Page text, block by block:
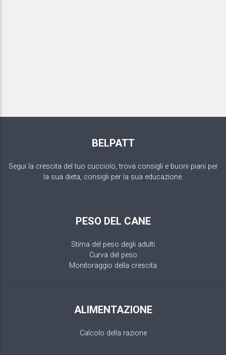
BELPATT
Segui la crescita del tuo cucciolo, trova consigli e buoni piani per
la sua dieta, consigli per la sua educazione.
PESO DEL CANE
Stima del peso degli adulti
Curva del peso
Monitoraggio della crescita
ALIMENTAZIONE
Calcolo della razione